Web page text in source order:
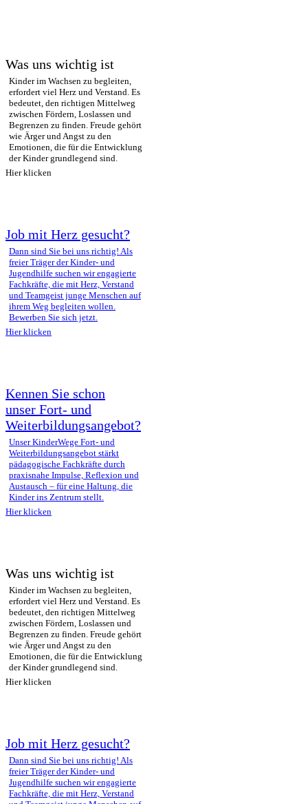
Was uns wichtig ist
Kinder im Wachsen zu begleiten,
erfordert viel Herz und Verstand. Es
bedeutet, den richtigen Mittelweg
zwischen Fördern, Loslassen und
Begrenzen zu finden. Freude gehört
wie Ärger und Angst zu den
Emotionen, die für die Entwicklung
der Kinder grundlegend sind.
Hier klicken
Job mit Herz gesucht?
Dann sind Sie bei uns richtig! Als
freier Träger der Kinder- und
Jugendhilfe suchen wir engagierte
Fachkräfte, die mit Herz, Verstand
und Teamgeist junge Menschen auf
ihrem Weg begleiten wollen.
Bewerben Sie sich jetzt.
Hier klicken
Kennen Sie schon
unser Fort- und
Weiterbildungsangebot?
Unser KinderWege Fort- und
Weiterbildungsangebot stärkt
pädagogische Fachkräfte durch
praxisnahe Impulse, Reflexion und
Austausch – für eine Haltung, die
Kinder ins Zentrum stellt.
Hier klicken
Was uns wichtig ist
Kinder im Wachsen zu begleiten,
erfordert viel Herz und Verstand. Es
bedeutet, den richtigen Mittelweg
zwischen Fördern, Loslassen und
Begrenzen zu finden. Freude gehört
wie Ärger und Angst zu den
Emotionen, die für die Entwicklung
der Kinder grundlegend sind.
Hier klicken
Job mit Herz gesucht?
Dann sind Sie bei uns richtig! Als
freier Träger der Kinder- und
Jugendhilfe suchen wir engagierte
Fachkräfte, die mit Herz, Verstand